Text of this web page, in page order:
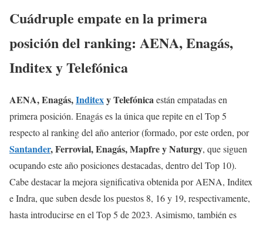
Cuádruple empate en la primera
posición del ranking: AENA, Enagás,
Inditex y Telefónica
AENA, Enagás,Inditexy Telefónicaestán empatadas en
primera posición. Enagás es la única que repite en el Top 5
respecto al ranking del año anterior (formado, por este orden, por
Santander, Ferrovial, Enagás, Mapfre y Naturgy, que siguen
ocupando este año posiciones destacadas, dentro del Top 10).
Cabe destacar la mejora significativa obtenida por AENA, Inditex
e Indra, que suben desde los puestos 8, 16 y 19, respectivamente,
hasta introducirse en el Top 5 de 2023. Asimismo, también es